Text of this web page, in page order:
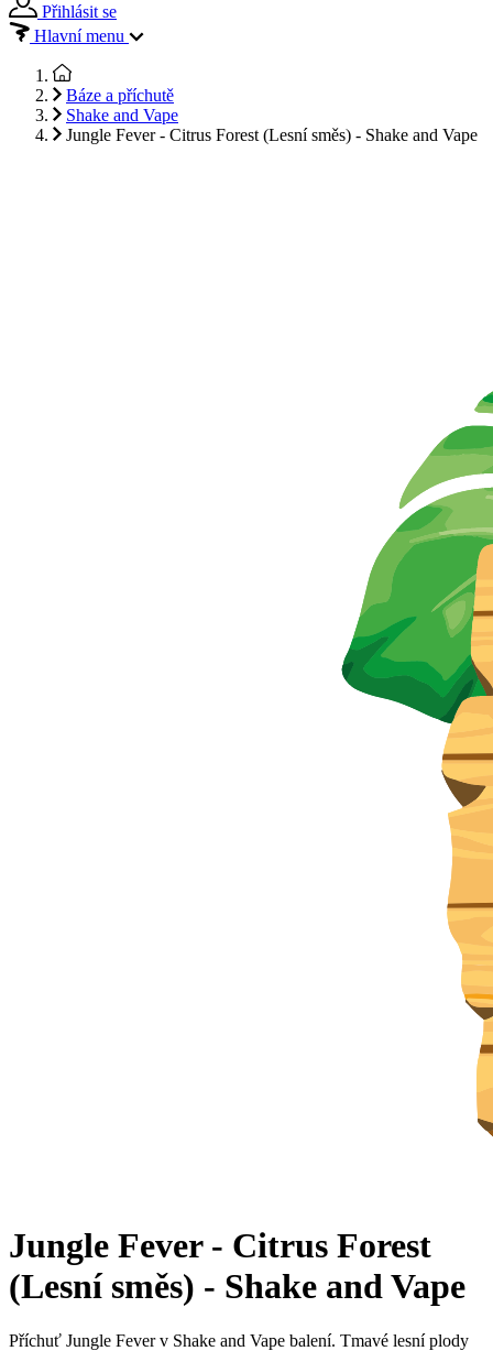
Přihlásit se
Hlavní menu
Báze a příchutě
Shake and Vape
Jungle Fever - Citrus Forest (Lesní směs) - Shake and Vape
Jungle Fever - Citrus Forest
(Lesní směs) - Shake and Vape
Příchuť Jungle Fever v Shake and Vape balení. Tmavé lesní plody